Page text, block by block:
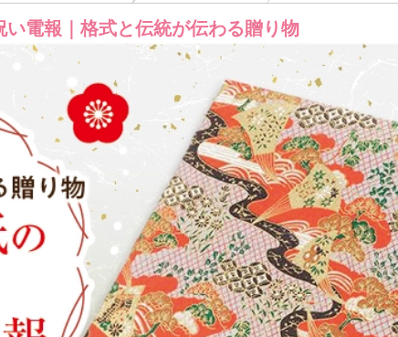
い電報｜格式と伝統が伝わる贈り物